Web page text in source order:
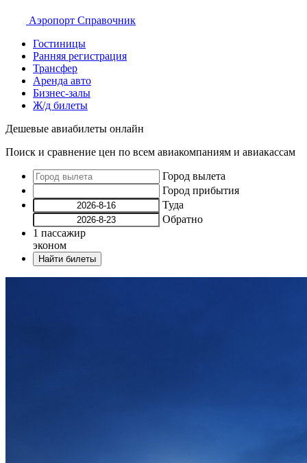
Аэропорт Справочник
Гостиницы
Ранняя регистрация
Трансфер
Аренда авто
Бизнес-залы
Ж/д билеты
Дешевые авиабилеты онлайн
Поиск и сравнение цен по всем авиакомпаниям и авиакассам
Город вылета
Город прибытия
Туда
Обратно
1 пассажир
эконом
Найти билеты